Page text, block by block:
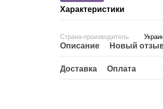
Характеристики
Страна-производитель
Описание Новый
Доставка Оплата